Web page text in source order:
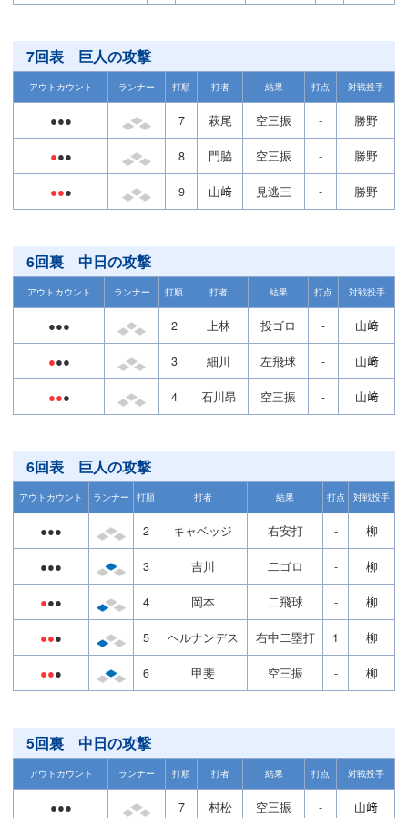
7回表 巨人の攻撃
アウトカウント ランナー 打順 打者 結果 打点 対戦投手
●●● 7 萩尾 空三振 - 勝野
●●● 8 門脇 空三振 - 勝野
●●● 9 山﨑 見逃三 - 勝野
6回裏 中日の攻撃
アウトカウント ランナー 打順 打者 結果 打点 対戦投手
●●● 2 上林 投ゴロ - 山﨑
●●● 3 細川 左飛球 - 山﨑
●●● 4 石川昂 空三振 - 山﨑
6回表 巨人の攻撃
アウトカウント ランナー 打順 打者 結果 打点 対戦投手
●●● 2 キャベッジ 右安打 - 柳
●●● 3 吉川 二ゴロ - 柳
●●● 4 岡本 二飛球 - 柳
●●● 5 ヘルナンデス 右中二塁打 1 柳
●●● 6 甲斐 空三振 - 柳
5回裏 中日の攻撃
アウトカウント ランナー 打順 打者 結果 打点 対戦投手
●●● 7 村松 空三振 - 山﨑